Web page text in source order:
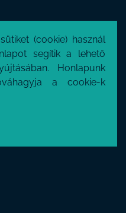
(cookie) használ
segítik a lehető
Honlapunk
a cookie-k